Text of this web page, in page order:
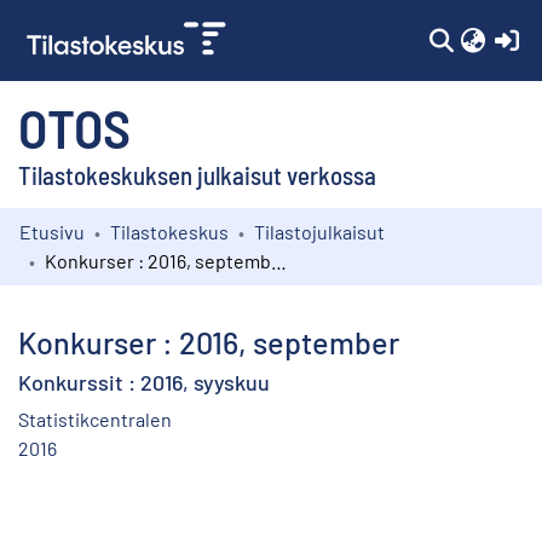
OTOS
Tilastokeskuksen julkaisut verkossa
Kokoelmat
Etusivu Tilastokeskus
Tilastojulkaisut
Konkurser : 2016, september
Konkurssit : 2016, syyskuu
Statistikcentralen
2016